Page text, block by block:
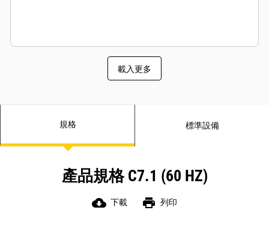
載入更多
規格 標準設備
產品規格 C7.1 (60 HZ)
cloud_download 下載 print 列印